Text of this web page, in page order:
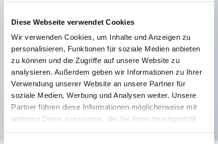
Diese Webseite verwendet Cookies
Wir verwenden Cookies, um Inhalte und Anzeigen zu
personalisieren, Funktionen für soziale Medien anbieten
zu können und die Zugriffe auf unsere Website zu
analysieren. Außerdem geben wir Informationen zu Ihrer
Verwendung unserer Website an unsere Partner für
soziale Medien, Werbung und Analysen weiter. Unsere
Partner führen diese Informationen möglicherweise mit
weiteren Daten zusammen, die Sie ihnen bereitgestellt
Kontakt-Konfiguration (Gewährleistung der
Isolierung zwischen den 2 Kontakten).
59,9 mm (※ 22-stufiger Kontaktblock).
Platzsparendes Design möglich.
Sicherheitsstruktur der 3. Generation: 2-Aktions-
Freisetzung, integrierter Schutz, IP20-
Fingerschutzstruktur